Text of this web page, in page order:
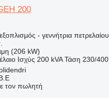
200
- γεννήτρια πετρελαίου
(206 kW)
Ισχύς 200 kVA Τάση 230/400
τον πωλητή